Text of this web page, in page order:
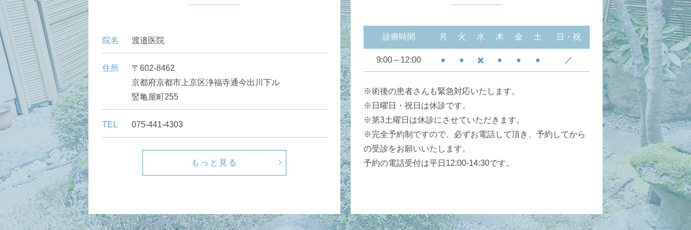
院名 渡邉医院
住所
〒602-8462
京都府京都市上京区浄福寺通今出川下ル
竪亀屋町255
TEL 075-441-4303
もっと見る
診療時間 月 火 水 木 金 土 日・祝
9:00～12:00 ● ● ✖️ ● ● ● ／
※術後の患者さんも緊急対応いたします。
※日曜日・祝日は休診です。
※第3土曜日は休診にさせていただきます。
※完全予約制ですので、必ずお電話して頂き、予約してから
の受診をお願いいたします。
予約の電話受付は平日12:00-14:30です。